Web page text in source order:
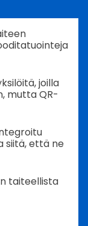
joilla
mutta QR-
siitä, että ne
taiteellista